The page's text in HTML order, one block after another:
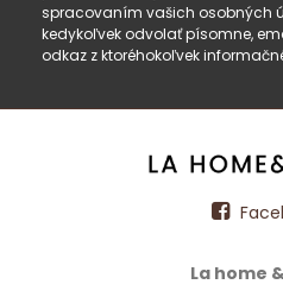
spracovaním vašich osobných
kedykoľvek odvolať písomne,
odkaz z ktoréhokoľvek
La home